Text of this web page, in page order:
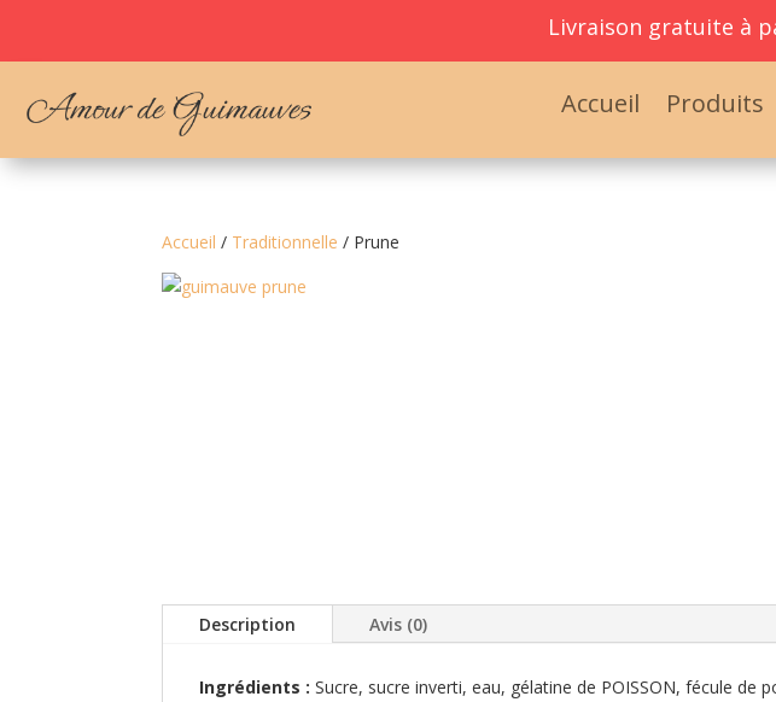
Livraison gratuite à
Accueil Produits
Accueil / Traditionnelle / Prune
Description Avis (0)
Ingrédients : Sucre, sucre inverti, eau, gélatine de POISSON, fécule